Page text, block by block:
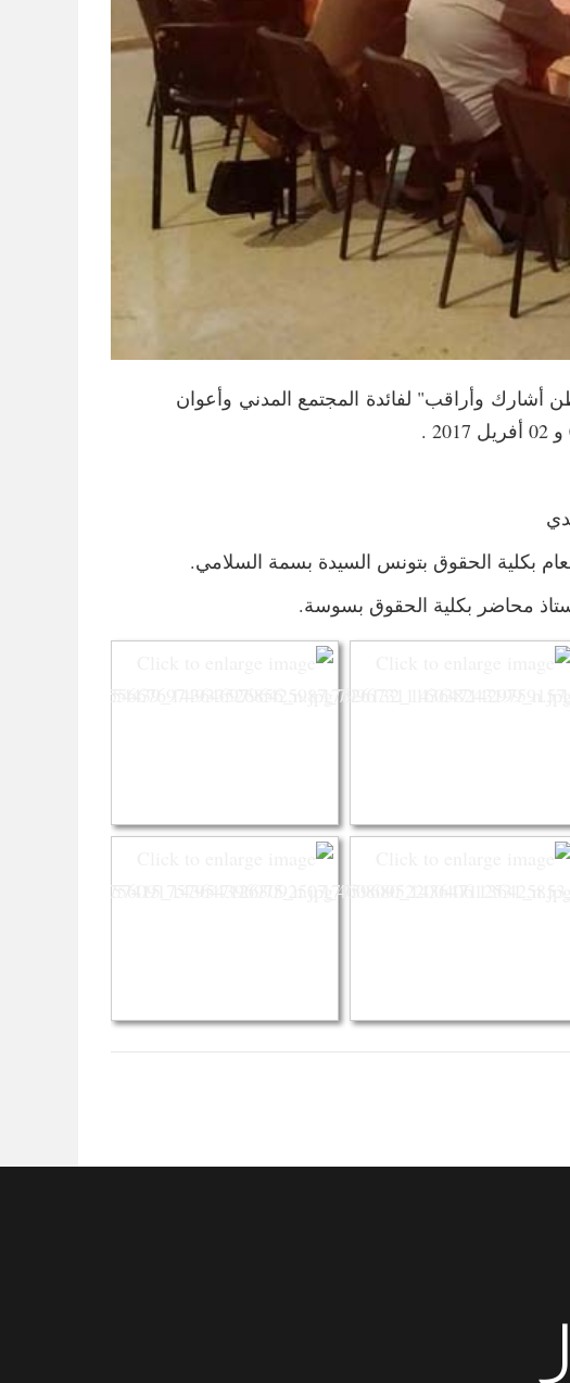
أشارك وأراقب" لفائدة المجتمع المدني وأعوان
بكلية الحقوق بتونس السيدة بسمة السلامي.
أستاذ محاضر بكلية الحقوق بسوسة.